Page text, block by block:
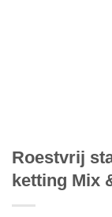
Roestvrij
ketting Mix